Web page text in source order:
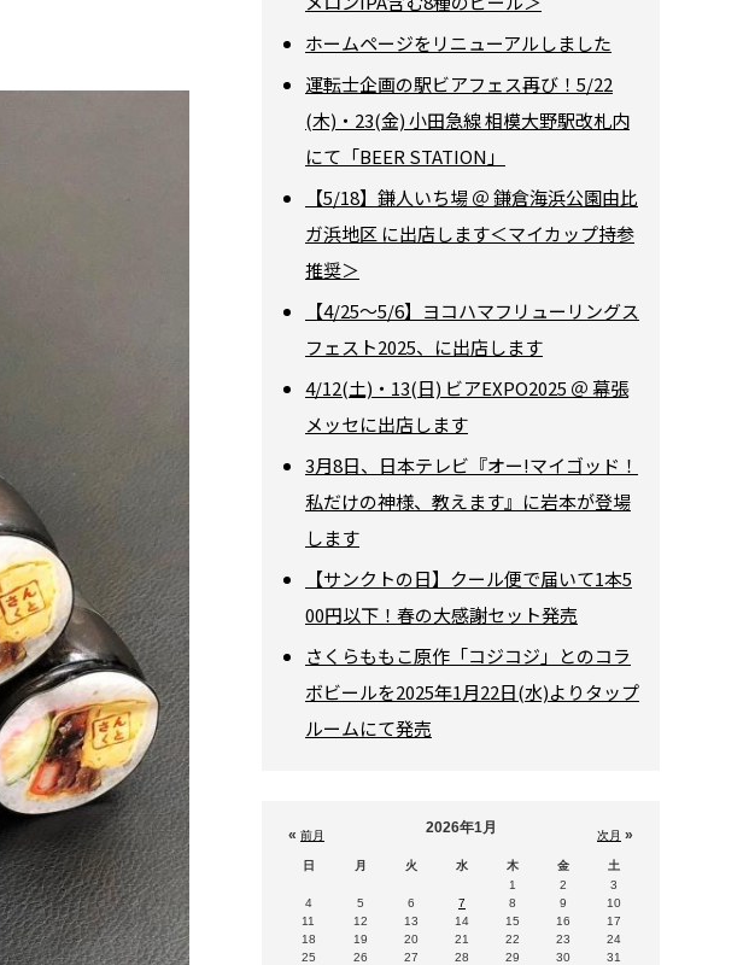
ホームページをリニューアルしました
運転士企画の駅ビアフェス再び！5/22
(木)・23(金) 小田急線 相模大野駅改札内
にて「BEER STATION」
【5/18】鎌人いち場 ＠ 鎌倉海浜公園由比
ガ浜地区 に出店します＜マイカップ持参
推奨＞
【4/25～5/6】ヨコハマフリューリングス
フェスト2025、に出店します
4/12(土)・13(日) ビアEXPO2025 ＠ 幕張
メッセに出店します
3月8日、日本テレビ『オー!マイゴッド！
私だけの神様、教えます』に岩本が登場
します
【サンクトの日】クール便で届いて1本5
00円以下！春の大感謝セット発売
さくらももこ原作「コジコジ」とのコラ
ボビールを2025年1月22日(水)よりタップ
ルームにて発売
« 前月 次月 »
2026年1月
日 月 火 水 木 金
土
1
2
3
4
5 6 7 8 9
10
11
12 13 14 15 16
17
18
19 20 21 22 23
24
25
26 27 28 29 30 31